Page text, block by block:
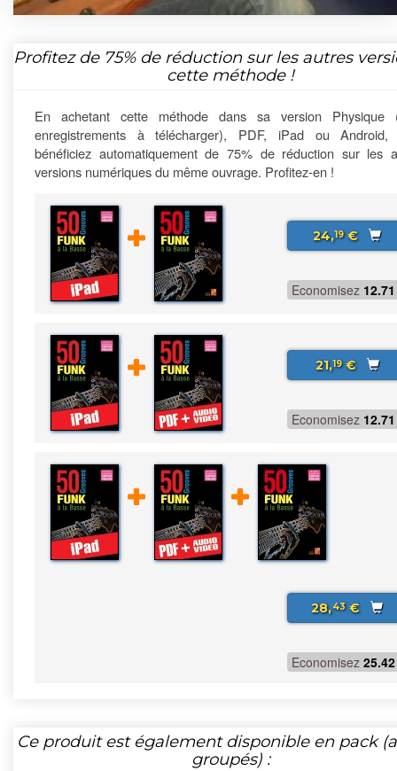
Profitez de 75%de réduction sur les autres
cette méthode !
En achetant cette méthode dans sa version Physique
enregistrements à télécharger), PDF, iPad ou Android,
bénéficiez automatiquement de 75% de réduction sur les
versions numériques du même ouvrage. Profitez-en !
24,19€
Economisez 12.71
21,19€
Economisez 12.71
28,43€
Economisez 25.42
Ce produit est également disponible en pack
groupés) :